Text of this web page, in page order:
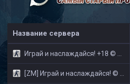
Название сервера
Играй и наслаждайся! +18 © Public
[ZM] Играй и наслаждайся! © Zombie Show